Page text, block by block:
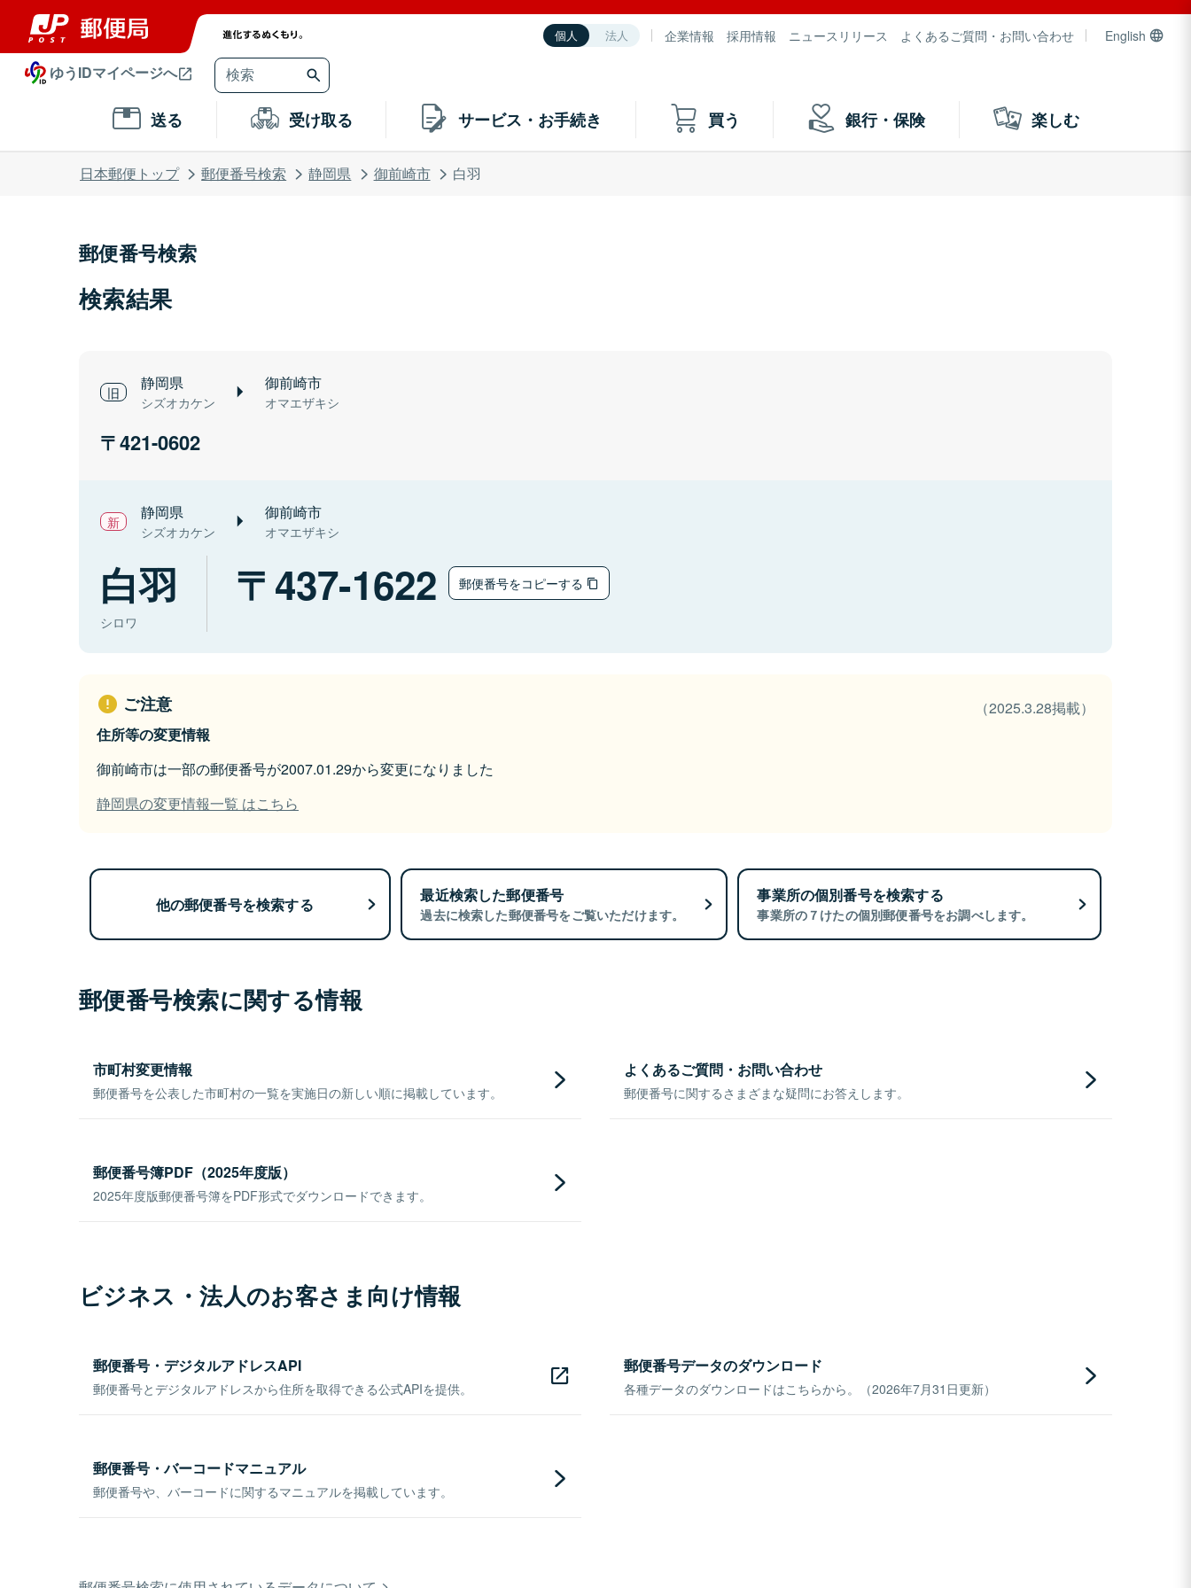
個人 法人 企業情報 採用情報 ニュースリリース よくあるご質問・お問い合わせ English
ゆうIDマイページへ
送る 受け取る サービス・お手続き 買う 銀行・保険 楽しむ
日本郵便トップ 郵便番号検索 静岡県 御前崎市 白羽
郵便番号検索
検索結果
静岡県
シズオカケン
御前崎市
オマエザキシ
421-0602
静岡県
シズオカケン
御前崎市
オマエザキシ
白羽
シロワ
437-1622 郵便番号をコピーする
ご注意
（2025.3.28掲載）
住所等の変更情報
御前崎市は一部の郵便番号が2007.01.29から変更になりました
静岡県の変更情報一覧 はこちら
他の郵便番号を検索する 最近検索した郵便番号
過去に検索した郵便番号をご覧いただけます。
事業所の個別番号を検索する
事業所の７けたの個別郵便番号をお調べします。
郵便番号検索に関する情報
市町村変更情報
郵便番号を公表した市町村の一覧を実施日の新しい順に掲載しています。
よくあるご質問・お問い合わせ
郵便番号に関するさまざまな疑問にお答えします。
郵便番号簿PDF（2025年度版）
2025年度版郵便番号簿をPDF形式でダウンロードできます。
ビジネス・法人のお客さま向け情報
郵便番号・デジタルアドレスAPI
郵便番号とデジタルアドレスから住所を取得できる公式APIを提供。
郵便番号データのダウンロード
各種データのダウンロードはこちらから。（2026年7月31日更新）
郵便番号・バーコードマニュアル
郵便番号や、バーコードに関するマニュアルを掲載しています。